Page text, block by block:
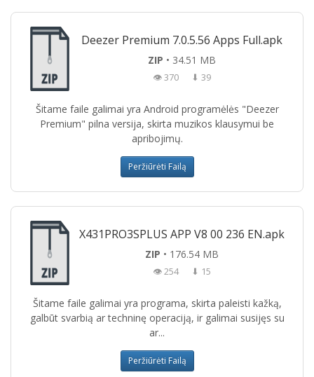
Deezer Premium 7.0.5.56 Apps Full.apk
ZIP • 34.51 MB
👁 370 ⬇ 39
Šitame faile galimai yra Android programėlės "Deezer
Premium" pilna versija, skirta muzikos klausymui be
apribojimų.
Peržiūrėti Failą
X431PRO3SPLUS APP V8 00 236 EN.apk
ZIP • 176.54 MB
👁 254 ⬇ 15
Šitame faile galimai yra programa, skirta paleisti kažką,
galbūt svarbią ar techninę operaciją, ir galimai susijęs su
ar...
Peržiūrėti Failą